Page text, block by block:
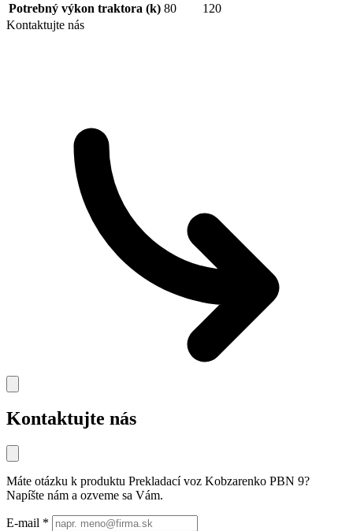
Potrebný výkon traktora (k) 80
120
Kontaktujte nás
Kontaktujte nás
Máte otázku k produktu Prekladací voz Kobzarenko PBN 9?
Napíšte nám a ozveme sa Vám.
E-mail *